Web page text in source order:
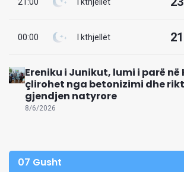
00:00 I kthjellët 21
Ereniku i Junikut, lumi i parë në
çlirohet nga betonizimi dhe
gjendjen natyrore
8/6/2026
07 Gusht